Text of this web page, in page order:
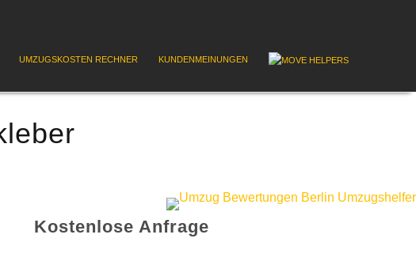
UMZUGSKOSTEN RECHNER KUNDENMEINUNGEN
Kostenlose Anfrage